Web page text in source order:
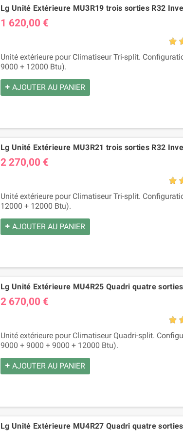
Lg Unité Extérieure MU3R19 trois sorties R32
1 620,00 €
Unité extérieure pour Climatiseur Tri-split.
9000 + 12000 Btu).
AJOUTER AU PANIER
Lg Unité Extérieure MU3R21 trois sorties R32
2 270,00 €
Unité extérieure pour Climatiseur Tri-split.
12000 + 12000 Btu).
AJOUTER AU PANIER
Lg Unité Extérieure MU4R25 Quadri quatre
2 670,00 €
Unité extérieure pour Climatiseur Quadri-split.
9000 + 9000 + 9000 + 12000 Btu).
AJOUTER AU PANIER
Lg Unité Extérieure MU4R27 Quadri quatre